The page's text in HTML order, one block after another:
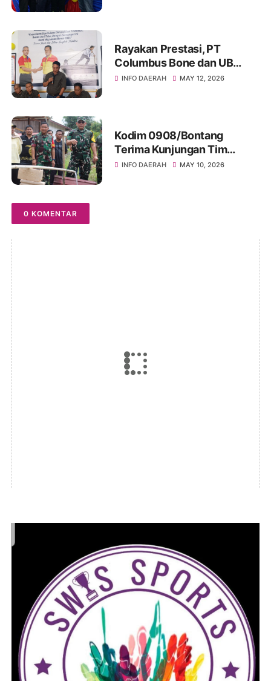
Rayakan Prestasi, PT
Columbus Bone dan UB
Parepare Bagikan Bonus
INFO DAERAH MAY 12, 2026
Kodim 0908/Bontang
Terima Kunjungan Tim
Wasev TMMD Ke-128 Tahun
INFO DAERAH MAY 10, 2026
0 KOMENTAR